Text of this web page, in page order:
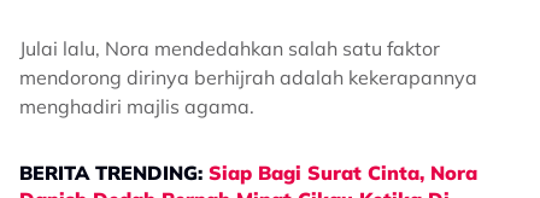
Julai lalu, Nora mendedahkan salah satu faktor
mendorong dirinya berhijrah adalah kekerapannya
menghadiri majlis agama.
BERITA TRENDING: Siap Bagi Surat Cinta, Nora